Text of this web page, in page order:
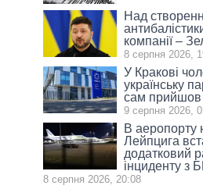
Над
компанії –
8 серпня 2026,
У Кракові
українську
сам прийшов
9 серпня 2026,
В аеропорту
Лейпцига
додатковий
інциденту з
8 серпня 2026, 20:08